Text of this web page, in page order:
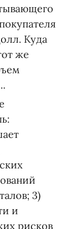
Куда
же
3)
и
рисков